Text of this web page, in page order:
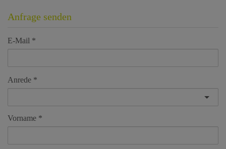
Anfrage senden
E-Mail
Anrede
Vorname